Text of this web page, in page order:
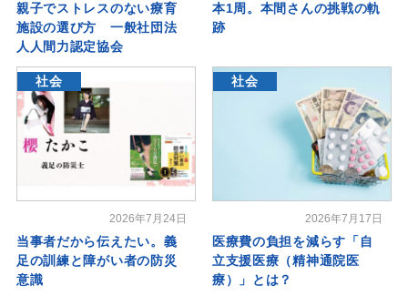
親子でストレスのない療育
施設の選び方 一般社団法
人人間力認定協会
本1周。本間さんの挑戦の軌
跡
社会
2026年7月24日
当事者だから伝えたい。義
足の訓練と障がい者の防災
意識
社会
2026年7月17日
医療費の負担を減らす「自
立支援医療（精神通院医
療）」とは？